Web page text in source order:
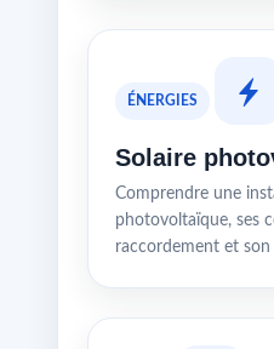
ÉNERGIES
Solaire
Comprendre une
photovoltaïque, ses
raccordement et